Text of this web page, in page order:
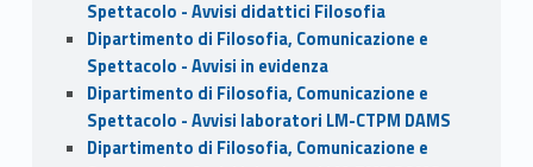
Spettacolo - Avvisi didattici Filosofia
Dipartimento di Filosofia, Comunicazione e
Spettacolo - Avvisi in evidenza
Dipartimento di Filosofia, Comunicazione e
Spettacolo - Avvisi laboratori LM-CTPM DAMS
Dipartimento di Filosofia, Comunicazione e